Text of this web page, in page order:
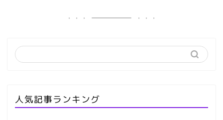
人気記事ランキング